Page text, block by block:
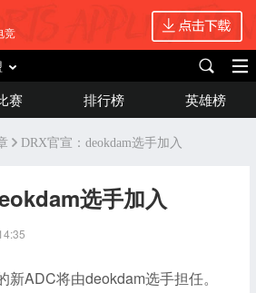
竞
赛 排行榜 英雄榜
DRX官宣：deokdam选手加入
选手加入
新ADC将由deokdam选手担任。